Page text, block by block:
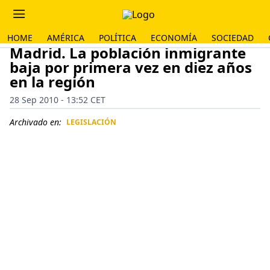
HOME AMÉRICA POLÍTICA ECONOMÍA SOCIEDAD
Madrid. La población inmigrante
baja por primera vez en diez años
en la región
28 Sep 2010 - 13:52 CET
Archivado en: LEGISLACIÓN